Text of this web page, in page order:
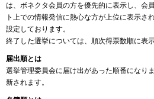
は、ボネクタ会員の方を優先的に表示し、会
ト上での情報発信に熱心な方が上位に表示さ
設定しております。
終了した選挙については、順次得票数順に表示
届出順とは
選挙管理委員会に届け出があった順番になり
新されます。